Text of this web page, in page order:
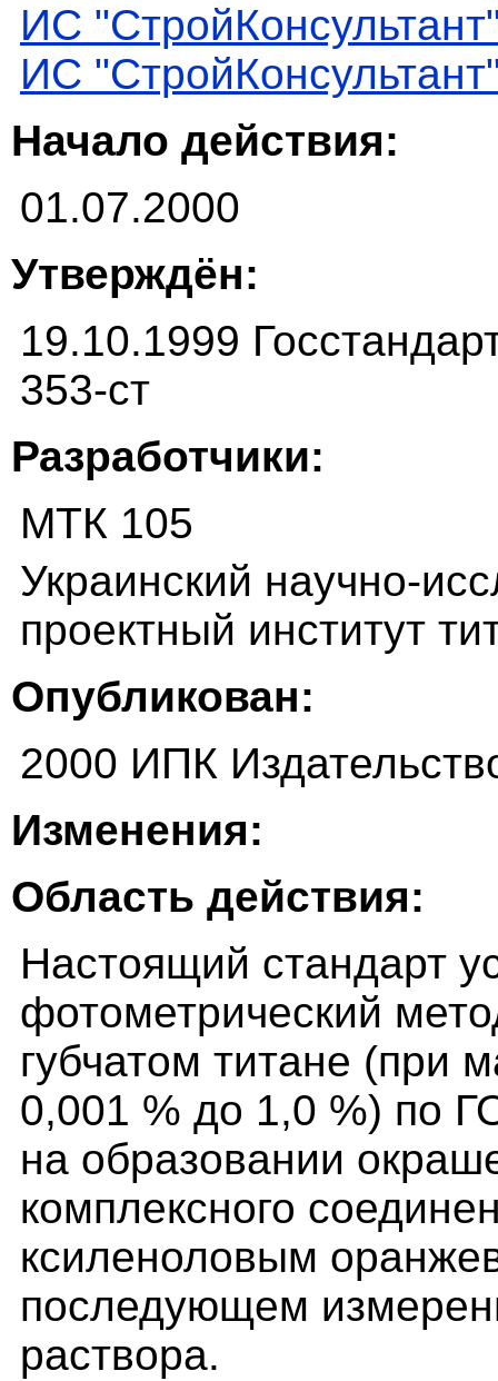
ИС
ИС
Начало действия:
01.07.2000
Утверждён:
19.10.1999
353-ст
Разработчики:
МТК 105
Украинский научно-
проектный институт
Опубликован:
2000 ИПК
Изменения:
Область действия:
Настоящий стандарт
фотометрический
губчатом титане (при
0,001 % до 1,0 %) по
на образовании
комплексного
ксиленоловым
последующем
раствора.